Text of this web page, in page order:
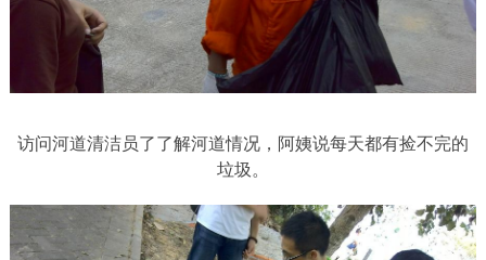
访问河道清洁员了了解河道情况，阿姨说每天都有捡不完的
垃圾。